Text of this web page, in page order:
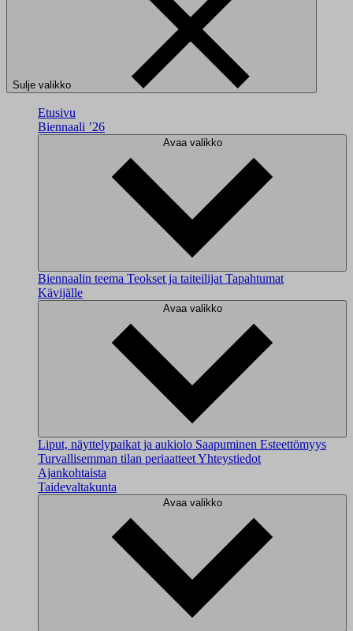
Sulje valikko
Etusivu
Biennaali ’26
Avaa valikko
Biennaalin teema Teokset ja taiteilijat Tapahtumat
Kävijälle
Avaa valikko
Liput, näyttelypaikat ja aukiolo Saapuminen Esteettömyys
Turvallisemman tilan periaatteetYhteystiedot
Ajankohtaista
Taidevaltakunta
Avaa valikko